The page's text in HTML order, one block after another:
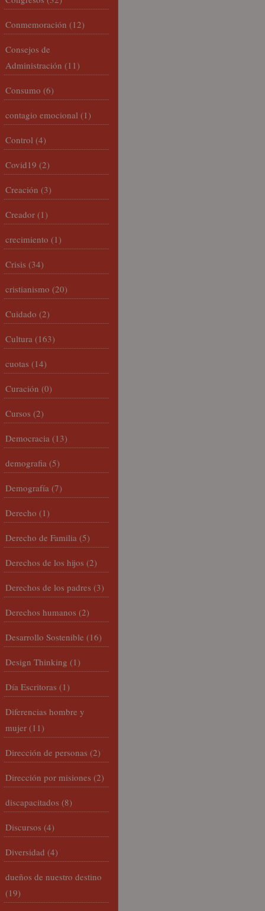
Conmemoración (12)
Consejos de
Administración (11)
Consumo (6)
contagio emocional (1)
Control (4)
Covid19 (2)
Creación (3)
Creador (1)
crecimiento (1)
Crisis (34)
cristianismo (20)
Cuidado (2)
Cultura (163)
cuotas (14)
Curación (0)
Cursos (2)
Democracia (13)
demografia (5)
Demografía (7)
Derecho (1)
Derecho de Familia (5)
Derechos de los hijos (2)
Derechos de los padres (3)
Derechos humanos (2)
Desarrollo Sostenible (16)
Design Thinking (1)
Día Escritoras (1)
Diferencias hombre y
mujer (11)
Dirección de personas (2)
Dirección por misiones (2)
discapacitados (8)
Discursos (4)
Diversidad (4)
dueños de nuestro destino
(19)